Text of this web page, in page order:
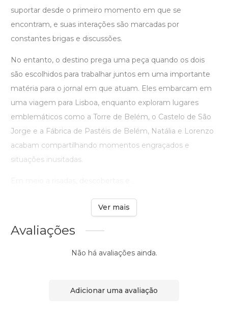
suportar desde o primeiro momento em que se
encontram, e suas interações são marcadas por
constantes brigas e discussões.
No entanto, o destino prega uma peça quando os dois
são escolhidos para trabalhar juntos em uma importante
matéria para o jornal em que atuam. Eles embarcam em
uma viagem para Lisboa, enquanto exploram lugares
emblemáticos como a Torre de Belém, o Castelo de São
Jorge e a Fábrica de Pastéis de Belém, Natália e Lorenzo
acabam compartilhando momentos engraçados e
situações inusitadas.
Ver mais
Avaliações
Não há avaliações ainda.
Adicionar uma avaliação